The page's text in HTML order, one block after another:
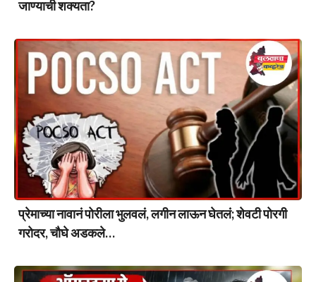
जाण्याची शक्यता?
प्रेमाच्या नावानं पोरीला भुलवलं, लगीन लाऊन घेतलं; शेवटी पोरगी
गरोदर, चौघे अडकले…